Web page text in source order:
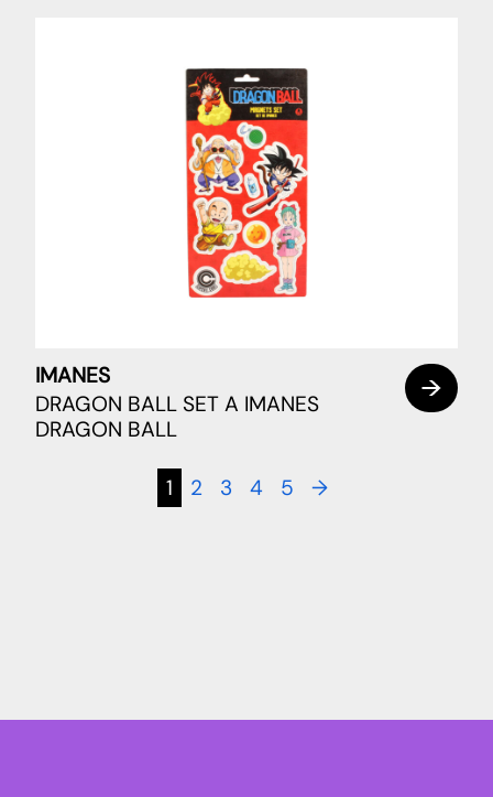
IMANES
DRAGON BALL SET A IMANES
DRAGON BALL
1 2 3 4 5 →